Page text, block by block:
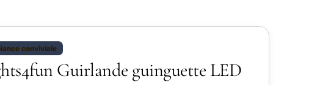
conviviale
Guirlande guinguette LED